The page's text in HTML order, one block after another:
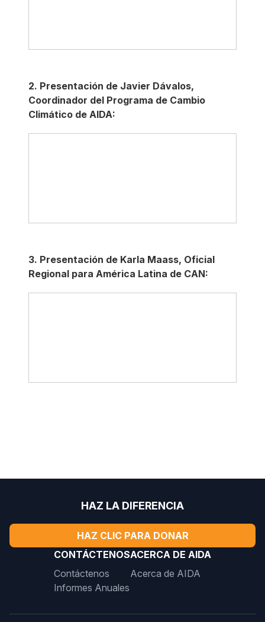
2. Presentación de Javier Dávalos,
Coordinador del Programa de Cambio
Climático de AIDA:
3. Presentación de Karla Maass, Oficial
Regional para América Latina de CAN:
HAZ LA DIFERENCIA
HAZ CLIC PARA DONAR
CONTÁCTENOS
Contáctenos
Informes Anuales
ACERCA DE AIDA
Acerca de AIDA